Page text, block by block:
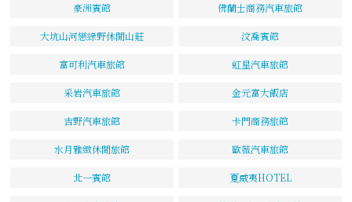
豪洲賓館 佛蘭士商務汽車旅館
大坑山河戀綠野休閒山莊 汶喬賓館
富可利汽車旅館 虹星汽車旅館
采岩汽車旅館 金元富大飯店
吉野汽車旅館 卡門商務旅館
水月雅緻休閒旅館 歐薇汽車旅館
北一賓館 夏威夷HOTEL